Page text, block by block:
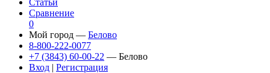
Сравнение
0
Мой город — Белово
8-800-222-0077
+7 (3843) 60-00-22 — Белово
Вход | Регистрация